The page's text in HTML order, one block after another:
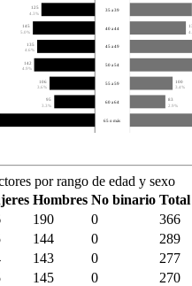
125
4.3%
35 a 39
145
5.0%
40 a 44
135
4.6%
45 a 49
142
4.9%
50 a 54
106
3.6%
100
3.4%
55 a 59
95
3.3%
83
2.9%
60 a 64
65 o más
por rango de edad y sexo
Hombres No binario Total
190 0 366
144 0 289
143 0 277
145 0 270